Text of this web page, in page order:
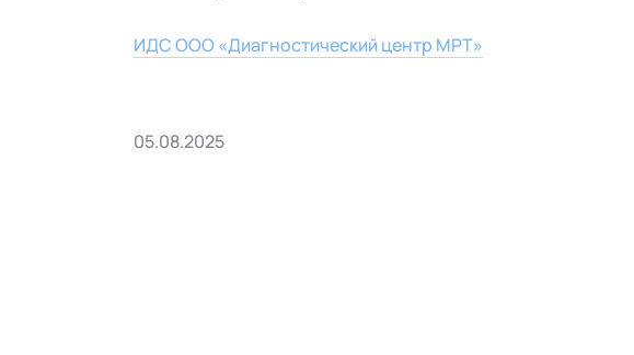
ИДС ООО «Диагностический центр МРТ»
05.08.2025